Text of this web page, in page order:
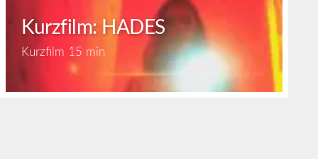
Kurzfilm: HADES
Kurzfilm 15 min